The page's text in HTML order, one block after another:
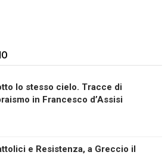
lo stesso cielo. Tracce di
in Francesco d’Assisi
e Resistenza, a Greccio il